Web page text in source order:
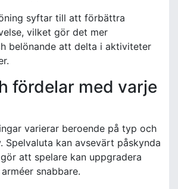
syftar till att förbättra
vilket gör det mer
belönande att delta i aktiviteter
fördelar med varje
varierar beroende på typ och
Spelvaluta kan avsevärt påskynda
att spelare kan uppgradera
snabbare.